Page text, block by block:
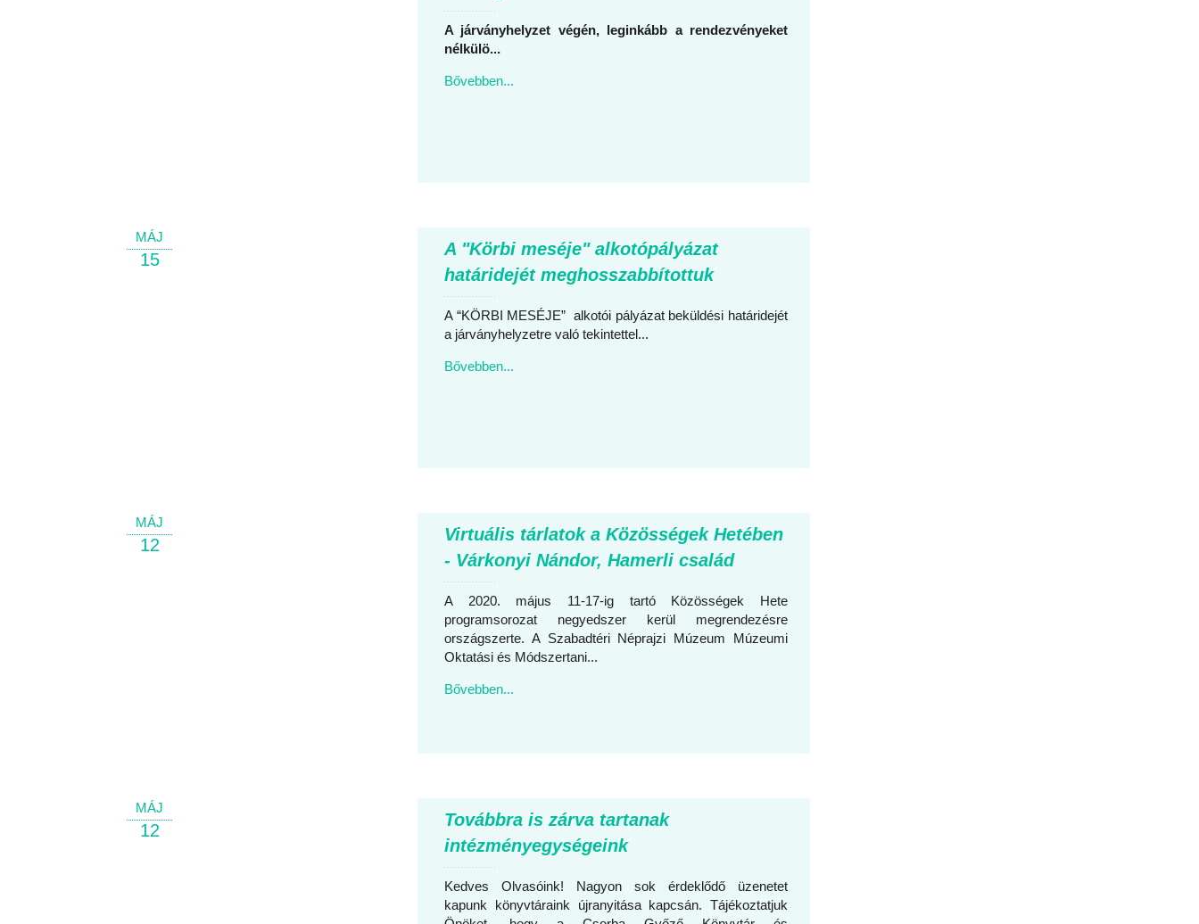
A járványhelyzet végén, leginkább a rendezvényeket
nélkülö...
Bővebben...
MÁJ
15
A "Körbi meséje" alkotópályázat
határidejét meghosszabbítottuk
A “KÖRBI MESÉJE” alkotói pályázat beküldési határidejét
a járványhelyzetre való tekintettel...
Bővebben...
MÁJ
12
Virtuális tárlatok a Közösségek Hetében
- Várkonyi Nándor, Hamerli család
A 2020. május 11-17-ig tartó Közösségek Hete
programsorozat negyedszer kerül megrendezésre
országszerte. A Szabadtéri Néprajzi Múzeum Múzeumi
Oktatási és Módszertani...
Bővebben...
MÁJ
12
Továbbra is zárva tartanak
intézményegységeink
Kedves Olvasóink! Nagyon sok érdeklődő üzenetet
kapunk könyvtáraink újranyitása kapcsán. Tájékoztatjuk